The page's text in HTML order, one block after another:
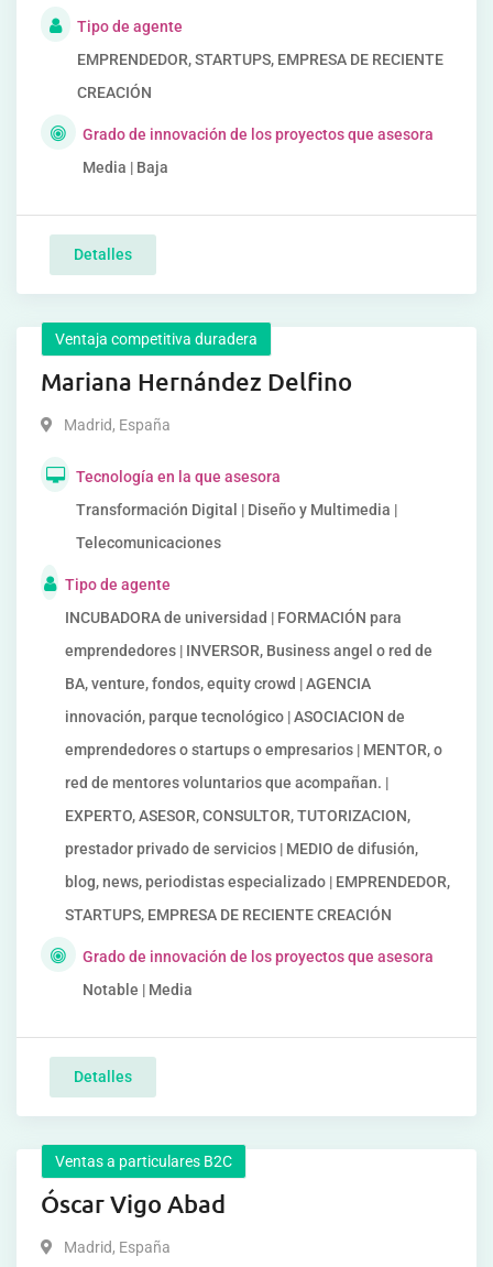
Tipo de agente
EMPRENDEDOR, STARTUPS, EMPRESA DE RECIENTE
CREACIÓN
Grado de innovación de los proyectos que asesora
Media | Baja
Detalles
Ventaja competitiva duradera
Mariana Hernández Delfino
Madrid, España
Tecnología en la que asesora
Transformación Digital | Diseño y Multimedia |
Telecomunicaciones
Tipo de agente
INCUBADORA de universidad | FORMACIÓN para
emprendedores | INVERSOR, Business angel o red de
BA, venture, fondos, equity crowd | AGENCIA
innovación, parque tecnológico | ASOCIACION de
emprendedores o startups o empresarios | MENTOR, o
red de mentores voluntarios que acompañan. |
EXPERTO, ASESOR, CONSULTOR, TUTORIZACION,
prestador privado de servicios | MEDIO de difusión,
blog, news, periodistas especializado | EMPRENDEDOR,
STARTUPS, EMPRESA DE RECIENTE CREACIÓN
Grado de innovación de los proyectos que asesora
Notable | Media
Detalles
Ventas a particulares B2C
Óscar Vigo Abad
Madrid, España